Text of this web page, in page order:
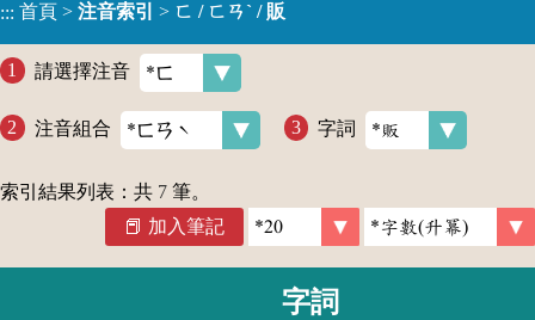
::: 首頁 > 注音索引 > ㄈ / ㄈㄢˋ / 販
請選擇注音
注音組合 字詞
索引結果列表：共 7 筆。
加入筆記
字詞